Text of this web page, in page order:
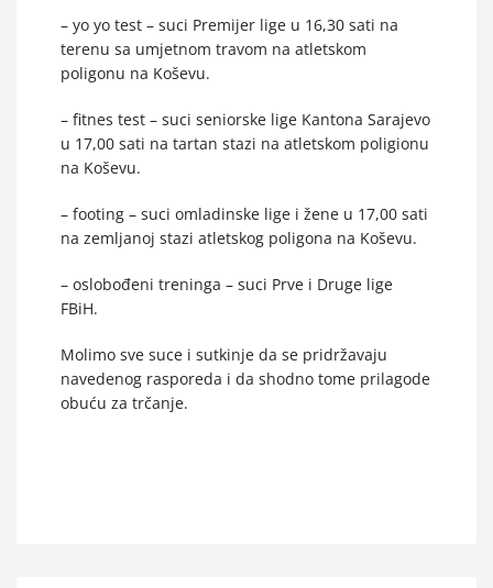
– yo yo test – suci Premijer lige u 16,30 sati na
terenu sa umjetnom travom na atletskom
poligonu na Koševu.
– fitnes test – suci seniorske lige Kantona Sarajevo
u 17,00 sati na tartan stazi na atletskom poligionu
na Koševu.
– footing – suci omladinske lige i žene u 17,00 sati
na zemljanoj stazi atletskog poligona na Koševu.
– oslobođeni treninga – suci Prve i Druge lige
FBiH.
Molimo sve suce i sutkinje da se pridržavaju
navedenog rasporeda i da shodno tome prilagode
obuću za trčanje.